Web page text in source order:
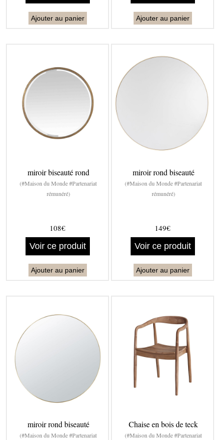
Ajouter au panier Ajouter au panier
miroir biseauté rond
(#Maison du Monde #Partenariat
rémunéré)
108€
Voir ce produit
Ajouter au panier
miroir rond biseauté
(#Maison du Monde #Partenariat
rémunéré)
149€
Voir ce produit
Ajouter au panier
miroir rond biseauté
(#Maison du Monde #Partenariat
Chaise en bois de teck
(#Maison du Monde #Partenariat